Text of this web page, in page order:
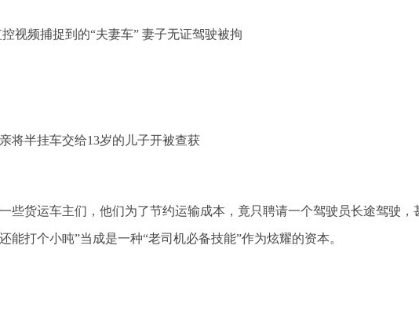
控视频捕捉到的“夫妻车” 妻子无证驾驶被拘
将半挂车交给13岁的儿子开被查获
些货运车主们，他们为了节约运输成本，竟只聘请一个驾驶员长途驾驶，
能打个小盹”当成是一种“老司机必备技能”作为炫耀的资本。